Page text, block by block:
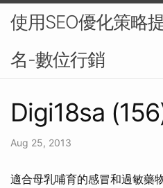
使用SEO優化策略
名-數位行銷
Digi18sa
Aug 25, 2013
適合母乳哺育的感冒和過敏藥